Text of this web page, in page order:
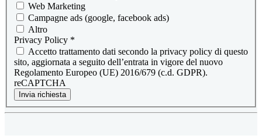
Web Marketing
Campagne ads (google, facebook ads)
Altro
Privacy Policy *
Accetto trattamento dati secondo la privacy policy di questo
sito, aggiornata a seguito dell’entrata in vigore del nuovo
Regolamento Europeo (UE) 2016/679 (c.d. GDPR).
reCAPTCHA
Invia richiesta